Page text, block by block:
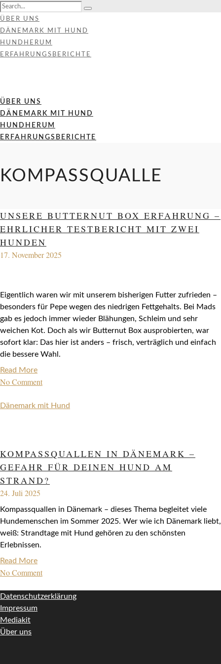
ÜBER UNS
DÄNEMARK MIT HUND
HUNDHERUM
ERFAHRUNGSBERICHTE
ÜBER UNS
DÄNEMARK MIT HUND
HUNDHERUM
ERFAHRUNGSBERICHTE
KOMPASSQUALLE
UNSERE BUTTERNUT BOX ERFAHRUNG –
EHRLICHER TESTBERICHT MIT ZWEI
HUNDEN
17. November 2025
Eigentlich waren wir mit unserem bisherigen Futter zufrieden –
besonders für Pepe wegen des niedrigen Fettgehalts. Bei Mads
gab es jedoch immer wieder Blähungen, Schleim und sehr
weichen Kot. Doch als wir Butternut Box ausprobierten, war
sofort klar: Das hier ist anders – frisch, verträglich und einfach
die bessere Wahl.
Read More
No Comment
Dänemark mit Hund
KOMPASSQUALLEN IN DÄNEMARK –
GEFAHR FÜR DEINEN HUND AM
STRAND?
24. Juli 2025
Kompassquallen in Dänemark – dieses Thema begleitet viele
Hundemenschen im Sommer 2025. Wer wie ich Dänemark liebt,
weiß: Strandtage mit Hund gehören zu den schönsten
Erlebnissen.
Read More
No Comment
Datenschutzerklärung
Impressum
Mediakit
Über uns